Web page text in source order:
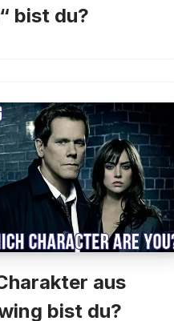
bist du?
aus
bist du?